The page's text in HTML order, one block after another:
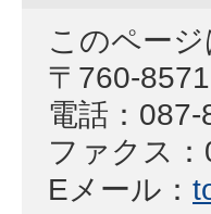
このページ
〒760-
電話：
ファクス
Eメール：